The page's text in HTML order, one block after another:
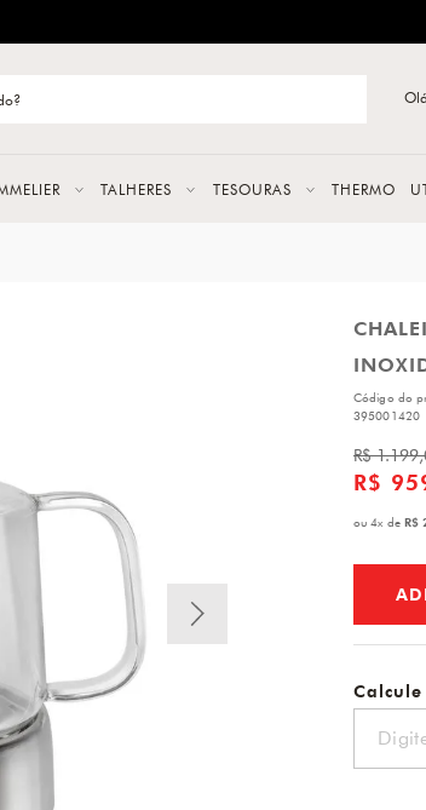
TALHERES TESOURAS THERMO
Código do
395001420
R$
R$
ou4x de R$